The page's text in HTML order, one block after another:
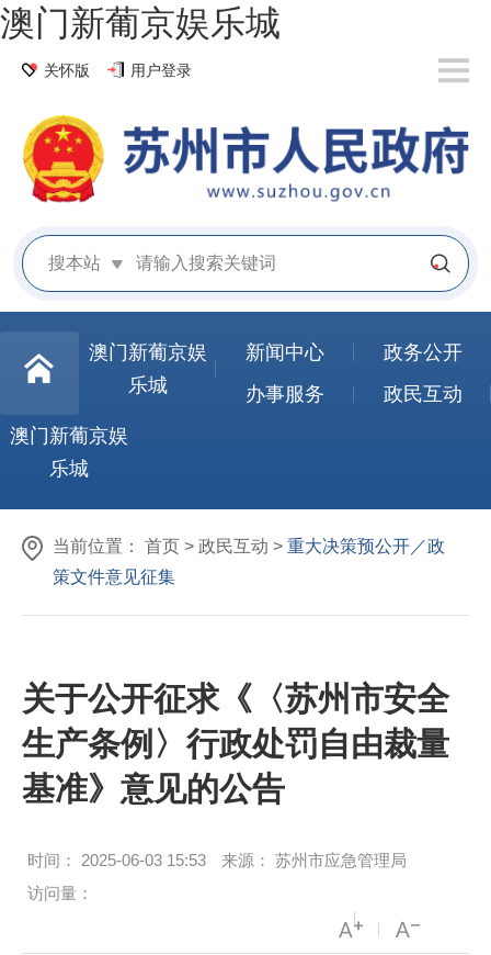
澳门新葡京娱乐城
关怀版 用户登录
搜本站
澳门新葡京娱
乐城
新闻中心
政务公开
办事服务
政民互动
澳门新葡京娱
乐城
当前位置： 首页 > 政民互动 > 重大决策预公开／政
策文件意见征集
关于公开征求《〈苏州市安全
生产条例〉行政处罚自由裁量
基准》意见的公告
时间： 2025-06-03 15:53 来源： 苏州市应急管理局
访问量：